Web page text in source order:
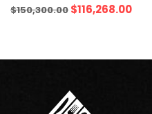
$150,300.00 $116,268.00